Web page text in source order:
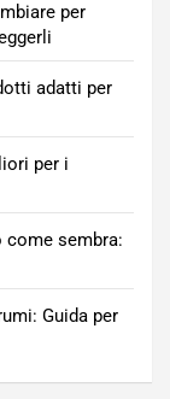
per
adatti per
per i
come sembra:
Guida per